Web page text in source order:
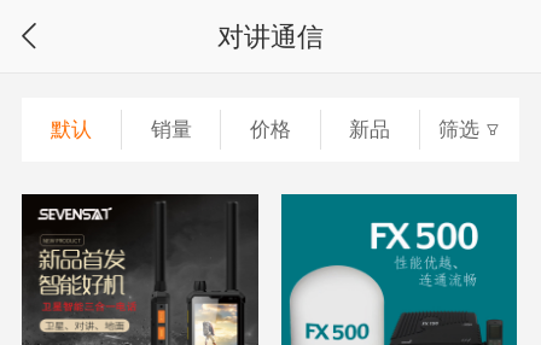
对讲通信
默认 销量 价格 新品 筛选